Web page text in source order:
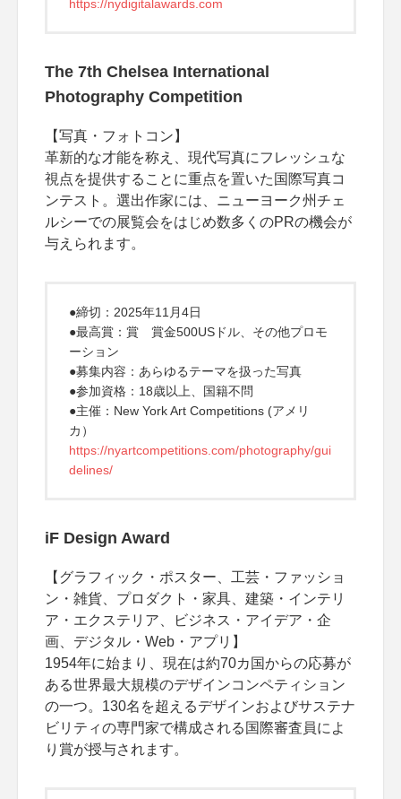
https://nydigitalawards.com
The 7th Chelsea International
Photography Competition
【写真・フォトコン】
革新的な才能を称え、現代写真にフレッシュな
視点を提供することに重点を置いた国際写真コ
ンテスト。選出作家には、ニューヨーク州チェ
ルシーでの展覧会をはじめ数多くのPRの機会が
与えられます。
●締切：2025年11月4日
●最高賞：賞 賞金500USドル、その他プロモ
ーション
●募集内容：あらゆるテーマを扱った写真
●参加資格：18歳以上、国籍不問
●主催：New York Art Competitions (アメリ
カ）
https://nyartcompetitions.com/photography/gui
delines/
iF Design Award
【グラフィック・ポスター、工芸・ファッショ
ン・雑貨、プロダクト・家具、建築・インテリ
ア・エクステリア、ビジネス・アイデア・企
画、デジタル・Web・アプリ】
1954年に始まり、現在は約70カ国からの応募が
ある世界最大規模のデザインコンペティション
の一つ。130名を超えるデザインおよびサステナ
ビリティの専門家で構成される国際審査員によ
り賞が授与されます。